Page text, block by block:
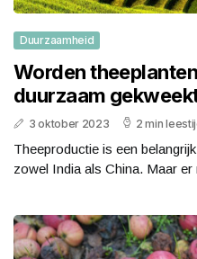
Duurzaamheid
Worden
duurzaam
3 oktober 2023 2 min
Theeproductie is een
zowel India als China. Maar er